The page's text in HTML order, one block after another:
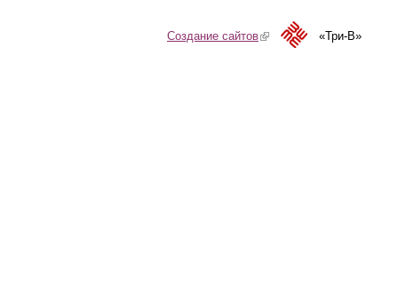
Создание сайтов(link is external)«Три-В»